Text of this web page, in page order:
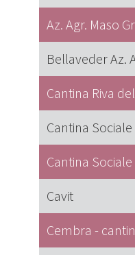
Az. Agr. Maso
Bellaveder Az.
Cantina Riva
Cantina Sociale
Cantina
Cavit
Cembra -